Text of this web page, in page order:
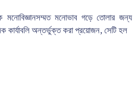
মনোবিজ্ঞানসম্মত মনোভাব গড়ে তোলার জন্য
কার্যাবলি অন্তর্ভুক্ত করা প্রয়োজন, সেটি হল